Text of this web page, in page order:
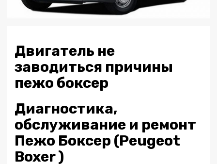
Двигатель не
заводиться причины
пежо боксер
Диагностика,
обслуживание и ремонт
Пежо Боксер (Peugeot
Boxer )